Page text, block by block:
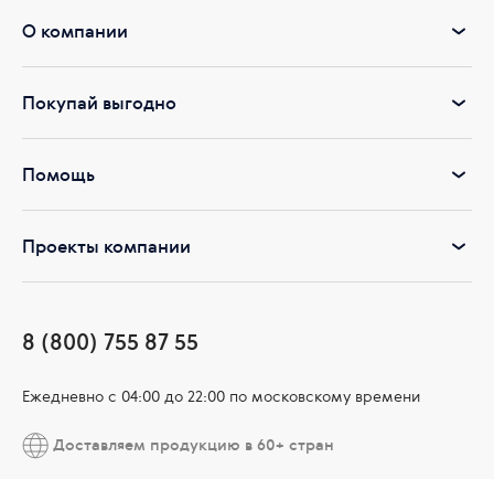
О компании
Покупай выгодно
Помощь
Проекты компании
8 (800) 755 87 55
Ежедневно c 04:00 до 22:00 по московскому времени
Доставляем продукцию в 60+ стран